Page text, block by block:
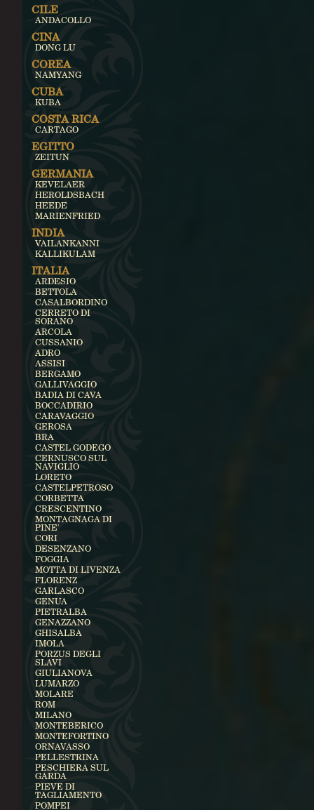
CILE
ANDACOLLO
CINA
DONG LU
COREA
NAMYANG
CUBA
KUBA
COSTA RICA
CARTAGO
EGITTO
ZEITUN
GERMANIA
KEVELAER
HEROLDSBACH
HEEDE
MARIENFRIED
INDIA
VAILANKANNI
KALLIKULAM
ITALIA
ARDESIO
BETTOLA
CASALBORDINO
CERRETO DI
SORANO
ARCOLA
CUSSANIO
ADRO
ASSISI
BERGAMO
GALLIVAGGIO
BADIA DI CAVA
BOCCADIRIO
CARAVAGGIO
GEROSA
BRA
CASTEL GODEGO
CERNUSCO SUL
NAVIGLIO
LORETO
CASTELPETROSO
CORBETTA
CRESCENTINO
MONTAGNAGA DI
PINE'
CORI
DESENZANO
FOGGIA
MOTTA DI LIVENZA
FLORENZ
GARLASCO
GENUA
PIETRALBA
GENAZZANO
GHISALBA
IMOLA
PORZUS DEGLI
SLAVI
GIULIANOVA
LUMARZO
MOLARE
ROM
MILANO
MONTEBERICO
MONTEFORTINO
ORNAVASSO
PELLESTRINA
PESCHIERA SUL
GARDA
PIEVE DI
TAGLIAMENTO
POMPEI